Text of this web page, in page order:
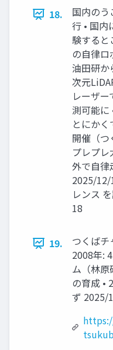
18.
国内のう
行 • 国内
験すると
の自律ロ
油田研か
次元
レーザ
測可能に
とにか
開催（つ
プレプレ
外で自律
2025/12/
レンス
18
19.
つくばチ
2008年:
ム（林原
の育成 •
ず 2025/